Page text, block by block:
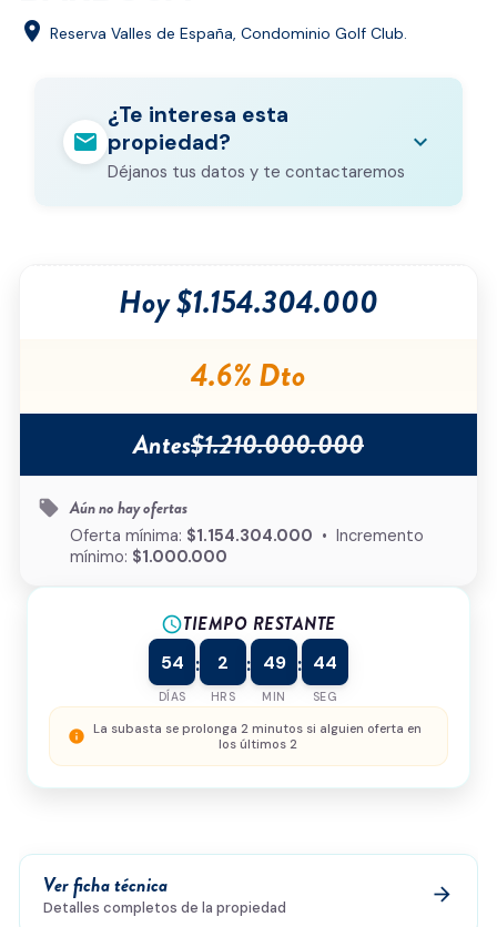
location_on Reserva Valles de España, Condominio Golf Club.
mail
¿Te interesa esta
propiedad?
Déjanos tus datos y te contactaremos
expand_more
Correo electrónico
¿Cómo podemos ayudarte?
política de privacidady el
tratamiento de
Enviar solicitud
Hoy $1.154.304.000
4.6% Dto
Antes$1.210.000.000
local_offer Aún no hay ofertas
Oferta mínima: $1.154.304.000 • Incremento
mínimo: $1.000.000
scheduleTIEMPO RESTANTE
54
DÍAS
: 2
HRS
: 49
MIN
: 44
SEG
info La subasta se prolonga 2 minutos si alguien oferta en
los últimos 2
Ver ficha técnica
Detalles completos de la propiedad
arrow_forward